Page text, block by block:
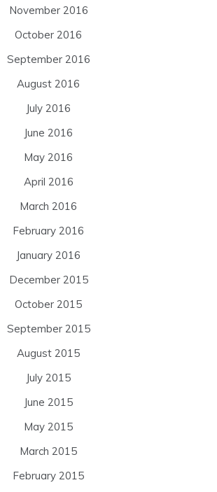
November 2016
October 2016
September 2016
August 2016
July 2016
June 2016
May 2016
April 2016
March 2016
February 2016
January 2016
December 2015
October 2015
September 2015
August 2015
July 2015
June 2015
May 2015
March 2015
February 2015